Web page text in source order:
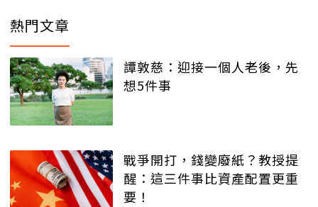
熱門文章
譚敦慈：迎接一個人老後，先
想5件事
戰爭開打，錢變廢紙？教授提
醒：這三件事比資產配置更重
要！